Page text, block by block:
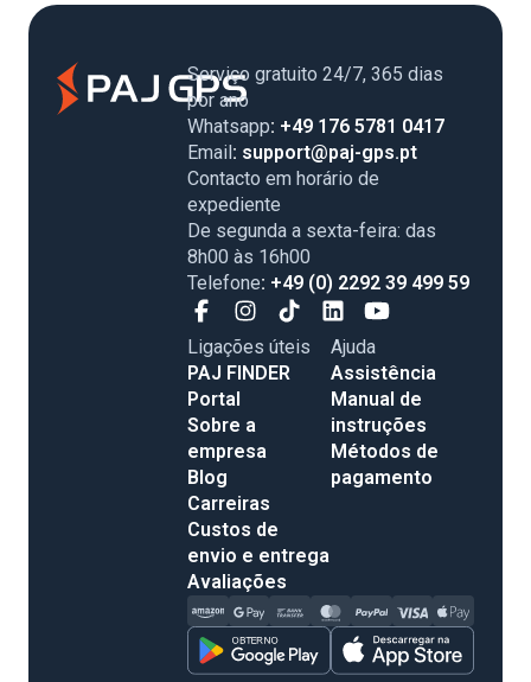
Serviço gratuito 24/7, 365 dias
por ano
Whatsapp: +49 176 5781 0417
Email : support@paj-gps.pt
Contacto em horário de
expediente
De segunda a sexta-feira: das
8h00 às 16h00
Telefone: +49 (0) 2292 39 499 59
Ligações úteis
PAJ FINDER
Portal
Sobre a
empresa
Blog
Carreiras
Custos de
envio e entrega
Avaliações
Ajuda
Assistência
Manual de
instruções
Métodos de
pagamento